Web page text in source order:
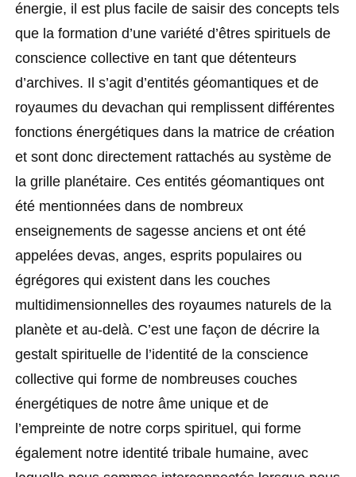
énergie, il est plus facile de saisir des concepts tels
que la formation d’une variété d’êtres spirituels de
conscience collective en tant que détenteurs
d’archives. Il s’agit d’entités géomantiques et de
royaumes du devachan qui remplissent différentes
fonctions énergétiques dans la matrice de création
et sont donc directement rattachés au système de
la grille planétaire. Ces entités géomantiques ont
été mentionnées dans de nombreux
enseignements de sagesse anciens et ont été
appelées devas, anges, esprits populaires ou
égrégores qui existent dans les couches
multidimensionnelles des royaumes naturels de la
planète et au-delà. C’est une façon de décrire la
gestalt spirituelle de l’identité de la conscience
collective qui forme de nombreuses couches
énergétiques de notre âme unique et de
l’empreinte de notre corps spirituel, qui forme
également notre identité tribale humaine, avec